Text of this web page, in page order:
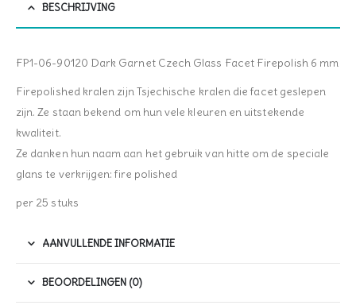
BESCHRIJVING
FP1-06-90120 Dark Garnet Czech Glass Facet Firepolish 6 mm
Firepolished kralen zijn Tsjechische kralen die facet geslepen
zijn. Ze staan bekend om hun vele kleuren en uitstekende
kwaliteit.
Ze danken hun naam aan het gebruik van hitte om de speciale
glans te verkrijgen: fire polished
per 25 stuks
AANVULLENDE INFORMATIE
BEOORDELINGEN (0)